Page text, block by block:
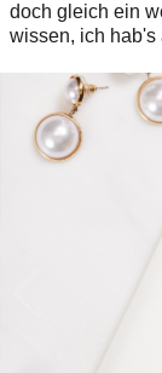
doch gleich ein
wissen, ich hab's